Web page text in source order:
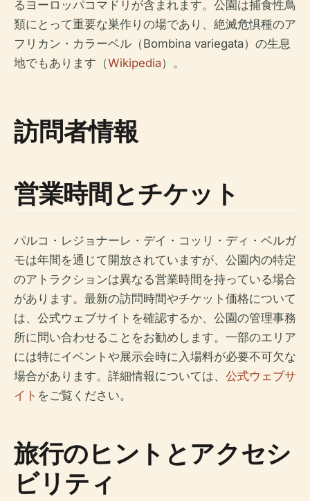
るヨーロッパコマドリが含まれます。公園は捕食性鳥
類にとって重要な巣作りの場であり、絶滅危惧種のア
フリカン・カラーベル（Bombina variegata）の生息
地でもあります（Wikipedia）。
訪問者情報
営業時間とチケット
パルコ・レジョナーレ・デイ・コッリ・ディ・ベルガ
モは年間を通じて開放されていますが、公園内の特定
のアトラクションは異なる営業時間を持っている場合
があります。最新の訪問時間やチケット価格について
は、公式ウェブサイトを確認するか、公園の管理事務
所に問い合わせることをお勧めします。一部のエリア
には特にイベントや展示会時に入場料が必要不可欠な
場合があります。詳細情報については、 公式ウェブサ
イト をご覧ください。
旅行のヒントとアクセシ
ビリティ